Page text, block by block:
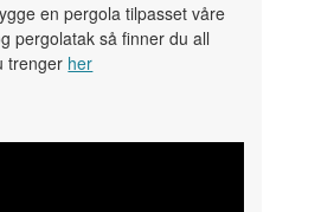
en pergola tilpasset våre
pergolatak så finner du all
trenger her